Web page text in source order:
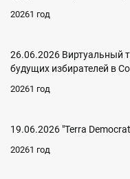
20261 год
26.06.2026 Виртуальный
будущих избирателей в
20261 год
19.06.2026 "Terra
20261 год